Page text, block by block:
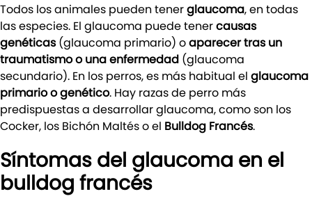
Todos los animales pueden tenerglaucoma, en todas
las especies. El glaucoma puede tenercausas
genéticas(glaucoma primario) oaparecer tras un
traumatismo o una enfermedad (glaucoma
secundario). En los perros, es más habitual el glaucoma
primario o genético. Hay razas de perro más
predispuestas a desarrollar glaucoma, como son los
Cocker, los Bichón Maltés o el Bulldog Francés.
Síntomas del glaucoma en el
bulldog francés